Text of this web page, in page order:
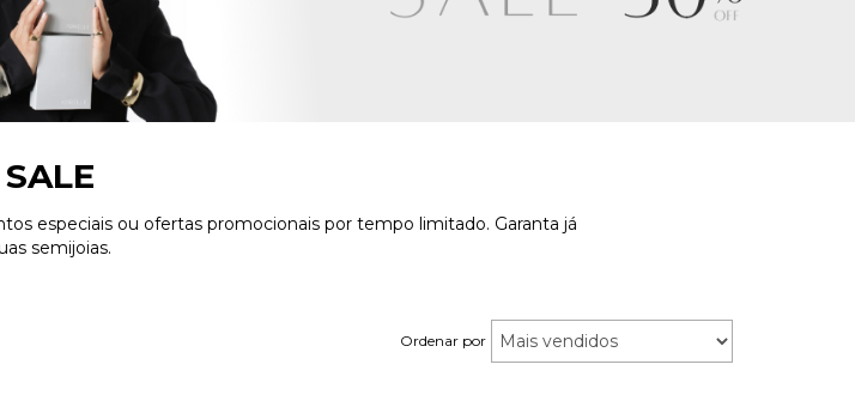
SALE
especiais ou ofertas promocionais por tempo limitado. Garanta já
semijoias.
Ordenar por